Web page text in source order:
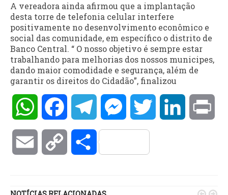
A vereadora ainda afirmou que a implantação
desta torre de telefonia celular interfere
positivamente no desenvolvimento econômico e
social das comunidade, em específico o distrito de
Banco Central. “ O nosso objetivo é sempre estar
trabalhando para melhorias dos nossos municipes,
dando maior comodidade e segurança, além de
garantir os direitos do Cidadão”, finalizou
WhatsAppFacebookTelegramMessengerTwitter LinkedIn
Email Copy Compartilhar